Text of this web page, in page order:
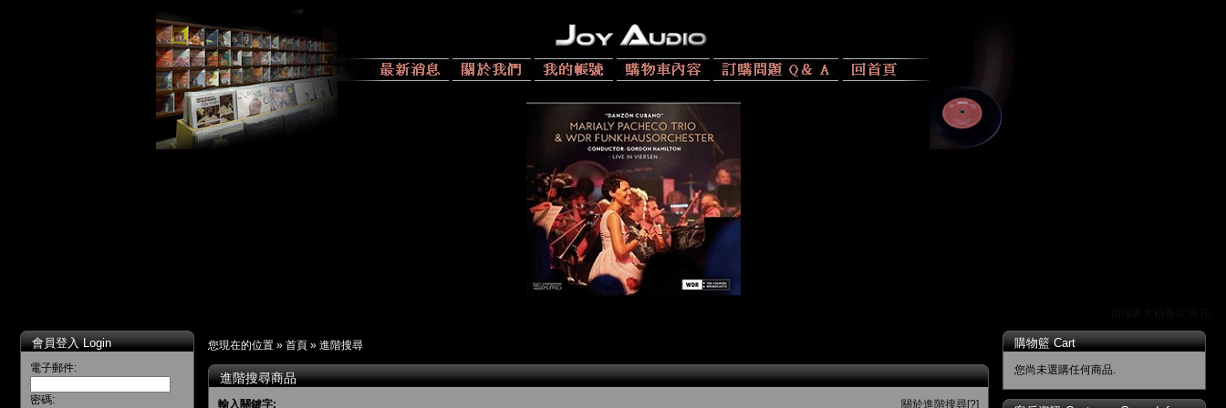
會員登入 Login
電子郵件:
密碼:
您現在的位置 » 首頁 » 進階搜尋
進階搜尋商品
輸入關鍵字: 關於進階搜尋[?]
購物籃 Cart
您尚未選購任何商品.